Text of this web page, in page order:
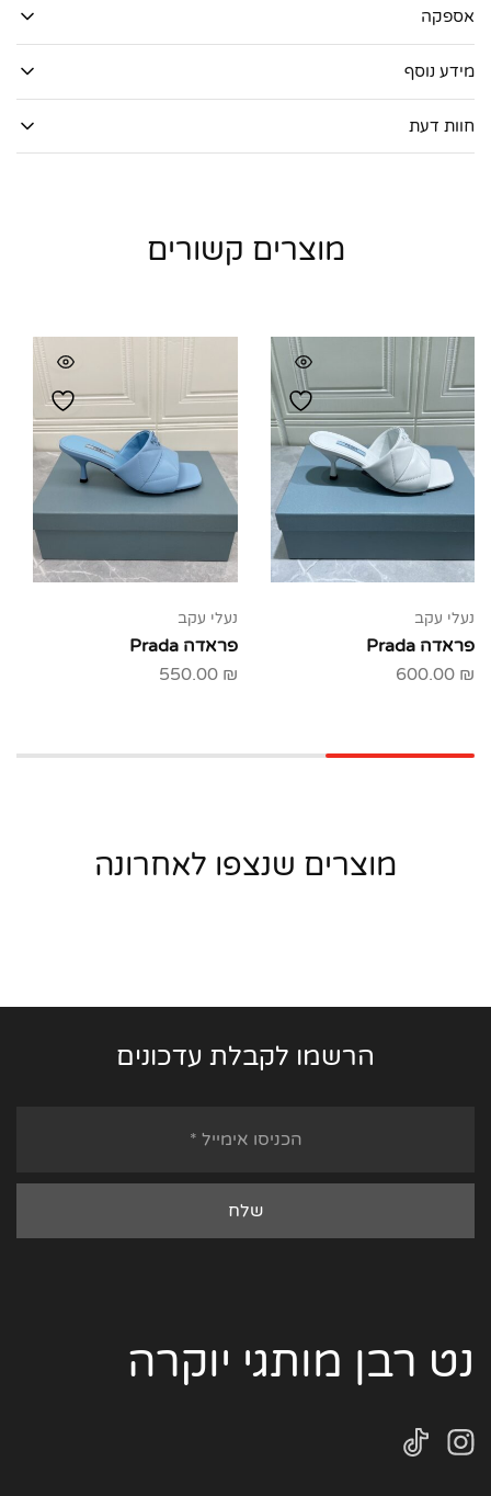
אספקה
מידע נוסף
חוות דעת
מוצרים קשורים
נעלי עקב
פראדה Prada
600.00 ₪
נעלי עקב
פראדה Prada
550.00 ₪
מוצרים שנצפו לאחרונה
הרשמו לקבלת עדכונים
נט רבן מותגי יוקרה